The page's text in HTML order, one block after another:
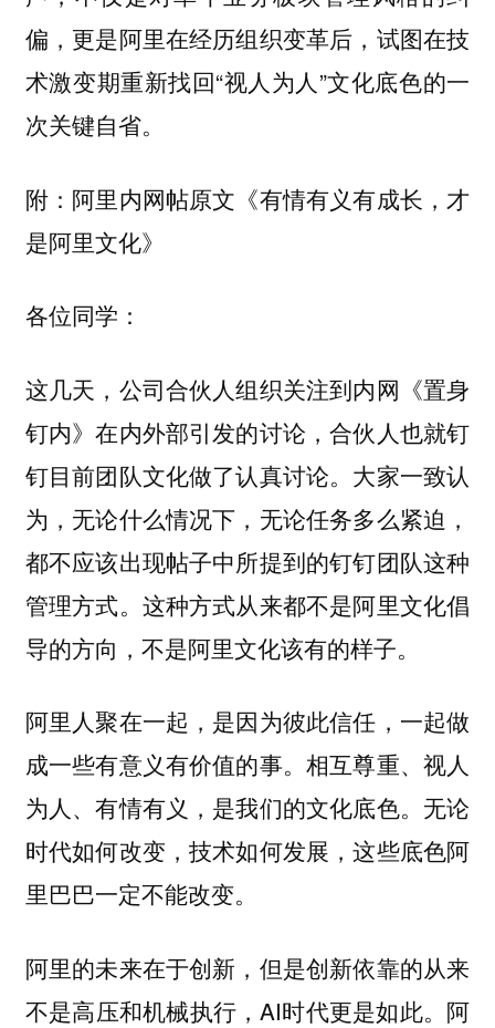
偏，更是阿里在经历组织变革后，试图在技
术激变期重新找回“视人为人”文化底色的一
次关键自省。
附：阿里内网帖原文《有情有义有成长，才
是阿里文化》
各位同学：
这几天，公司合伙人组织关注到内网《置身
钉内》在内外部引发的讨论，合伙人也就钉
钉目前团队文化做了认真讨论。大家一致认
为，无论什么情况下，无论任务多么紧迫，
都不应该出现帖子中所提到的钉钉团队这种
管理方式。这种方式从来都不是阿里文化倡
导的方向，不是阿里文化该有的样子。
阿里人聚在一起，是因为彼此信任，一起做
成一些有意义有价值的事。相互尊重、视人
为人、有情有义，是我们的文化底色。无论
时代如何改变，技术如何发展，这些底色阿
里巴巴一定不能改变。
阿里的未来在于创新，但是创新依靠的从来
不是高压和机械执行，AI时代更是如此。阿